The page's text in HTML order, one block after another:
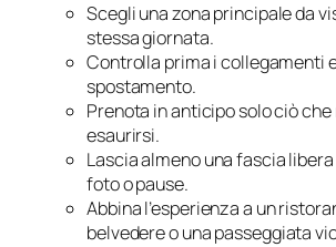
Scegli una zona principale da
stessa giornata.
Controlla prima i collegamenti
spostamento.
Prenota in anticipo solo ciò
esaurirsi.
Lascia almeno una fascia
foto o pause.
Abbina l’esperienza a un
belvedere o una passeggiata